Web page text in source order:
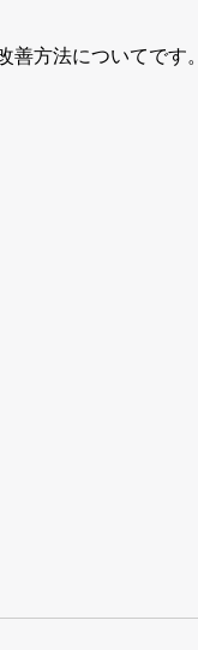
善方法についてです。